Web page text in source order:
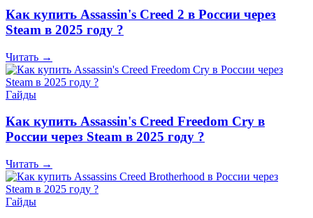
Как купить Assassin's Creed 2 в России через
Steam в 2025 году ?
Читать →
Гайды
Как купить Assassin's Creed Freedom Cry в
России через Steam в 2025 году ?
Читать →
Гайды